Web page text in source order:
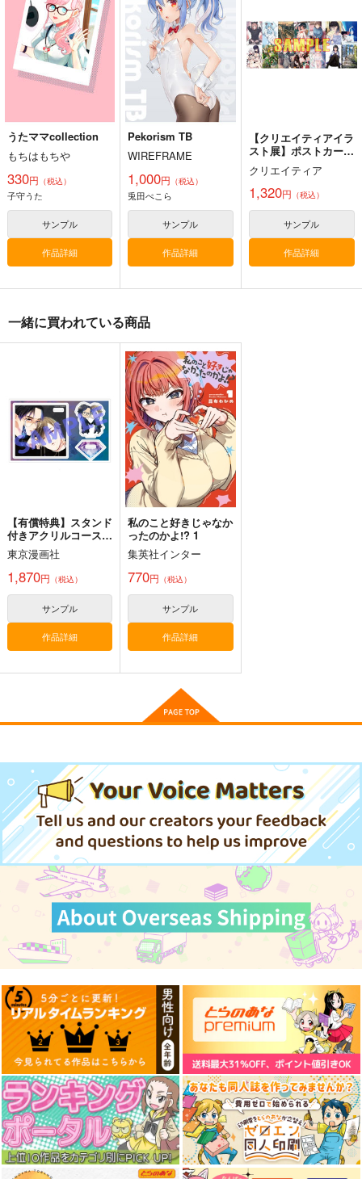
330円 （税込）
バーチャルYoutuber
子守うた
カート
G.G.W
セール中 専売
330円（税込）
ホロライブ
百鬼あやめ
サンプル
カート
専売 660円（税込）
にじさんじ
ルカ・カネシロ
カート
うたママcollection
もちはもちや
330円 （税込）
子守うた
サンプル
作品詳細
Pekorism TB
WIREFRAME
1,000円 （税込）
兎田ぺこら
サンプル
作品詳細
【クリエイティアイラ
スト展】ポストカード
セット A
クリエイティア
1,320円 （税込）
サンプル
作品詳細
一緒に買われている商品
【有償特典】スタンド
付きアクリルコースタ
ー（ブルースカイコン
プレックス 10 （特装
版・通常版））
東京漫画社
1,870円 （税込）
サンプル
作品詳細
私のこと好きじゃなか
ったのかよ!? 1
集英社インター
770円 （税込）
サンプル
作品詳細